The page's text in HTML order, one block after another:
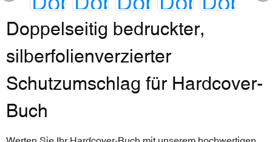
Doppelseitig bedruckter,
silberfolienverzierter
Schutzumschlag für Hardcover-
Buch